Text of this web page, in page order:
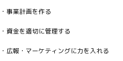
・事業計画を作る
・資金を適切に管理する
・広報・マーケティングに力を入れる